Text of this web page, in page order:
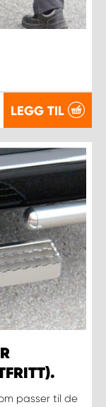
LEGG TIL
passer til de